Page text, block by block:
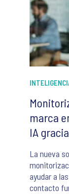
marca
IA
La nueva
ayudar a
contacto